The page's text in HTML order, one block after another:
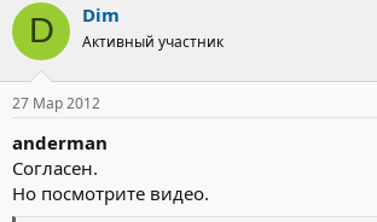
D Dim
Активный участник
27 Мар 2012
anderman
Согласен.
Но посмотрите видео.